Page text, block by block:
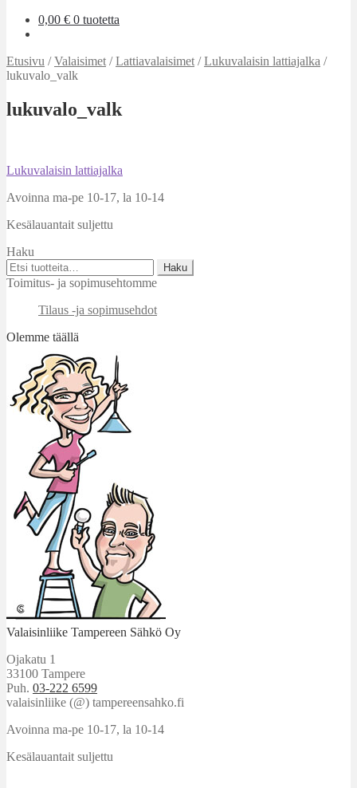
0,00 € 0 tuotetta
Etusivu /Valaisimet /Lattiavalaisimet /Lukuvalaisin lattiajalka /
lukuvalo_valk
lukuvalo_valk
Artikkelien
selaus
Edellinen
Lukuvalaisin lattiajalka
Avoinna ma-pe 10-17, la 10-14
Kesälauantait suljettu
Haku
Etsi:
Haku
Toimitus- ja sopimusehtomme
Tilaus -ja sopimusehdot
Olemme täällä
Valaisinliike Tampereen Sähkö Oy
Ojakatu 1
33100 Tampere
Puh. 03-222 6599
valaisinliike (@) tampereensahko.fi
Avoinna ma-pe 10-17, la 10-14
Kesälauantait suljettu